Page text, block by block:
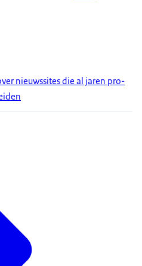
nieuwssites die al jaren pro-